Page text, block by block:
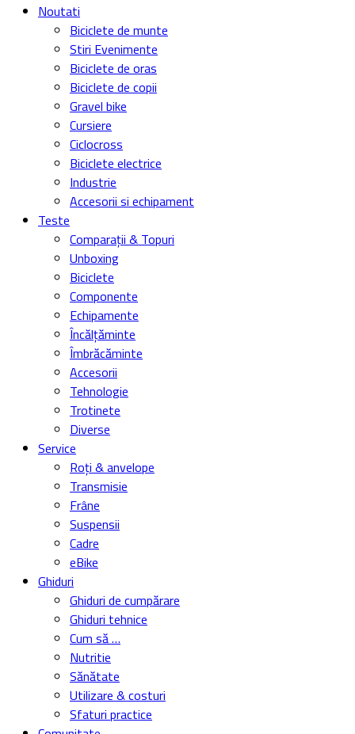
Noutati
Biciclete de munte
Stiri Evenimente
Biciclete de oras
Biciclete de copii
Gravel bike
Cursiere
Ciclocross
Biciclete electrice
Industrie
Accesorii si echipament
Teste
Comparații & Topuri
Unboxing
Biciclete
Componente
Echipamente
Încălțăminte
Îmbrăcăminte
Accesorii
Tehnologie
Trotinete
Diverse
Service
Roți & anvelope
Transmisie
Frâne
Suspensii
Cadre
eBike
Ghiduri
Ghiduri de cumpărare
Ghiduri tehnice
Cum să …
Nutritie
Sănătate
Utilizare & costuri
Sfaturi practice